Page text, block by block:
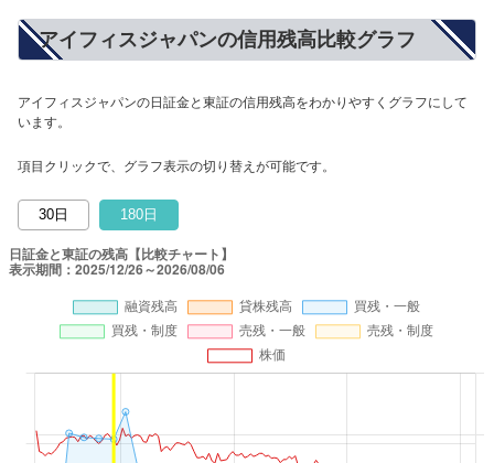
アイフィスジャパンの信用残高比較グラフ
アイフィスジャパンの日証金と東証の信用残高をわかりやすくグラフにして
います。
項目クリックで、グラフ表示の切り替えが可能です。
30日 180日